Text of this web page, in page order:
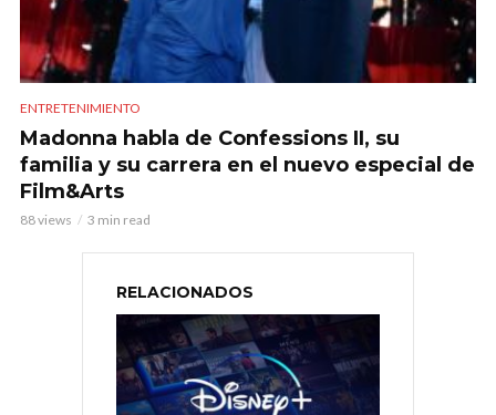
ENTRETENIMIENTO
Madonna habla de Confessions II, su
familia y su carrera en el nuevo especial de
Film&Arts
88 views 3 min read
RELACIONADOS